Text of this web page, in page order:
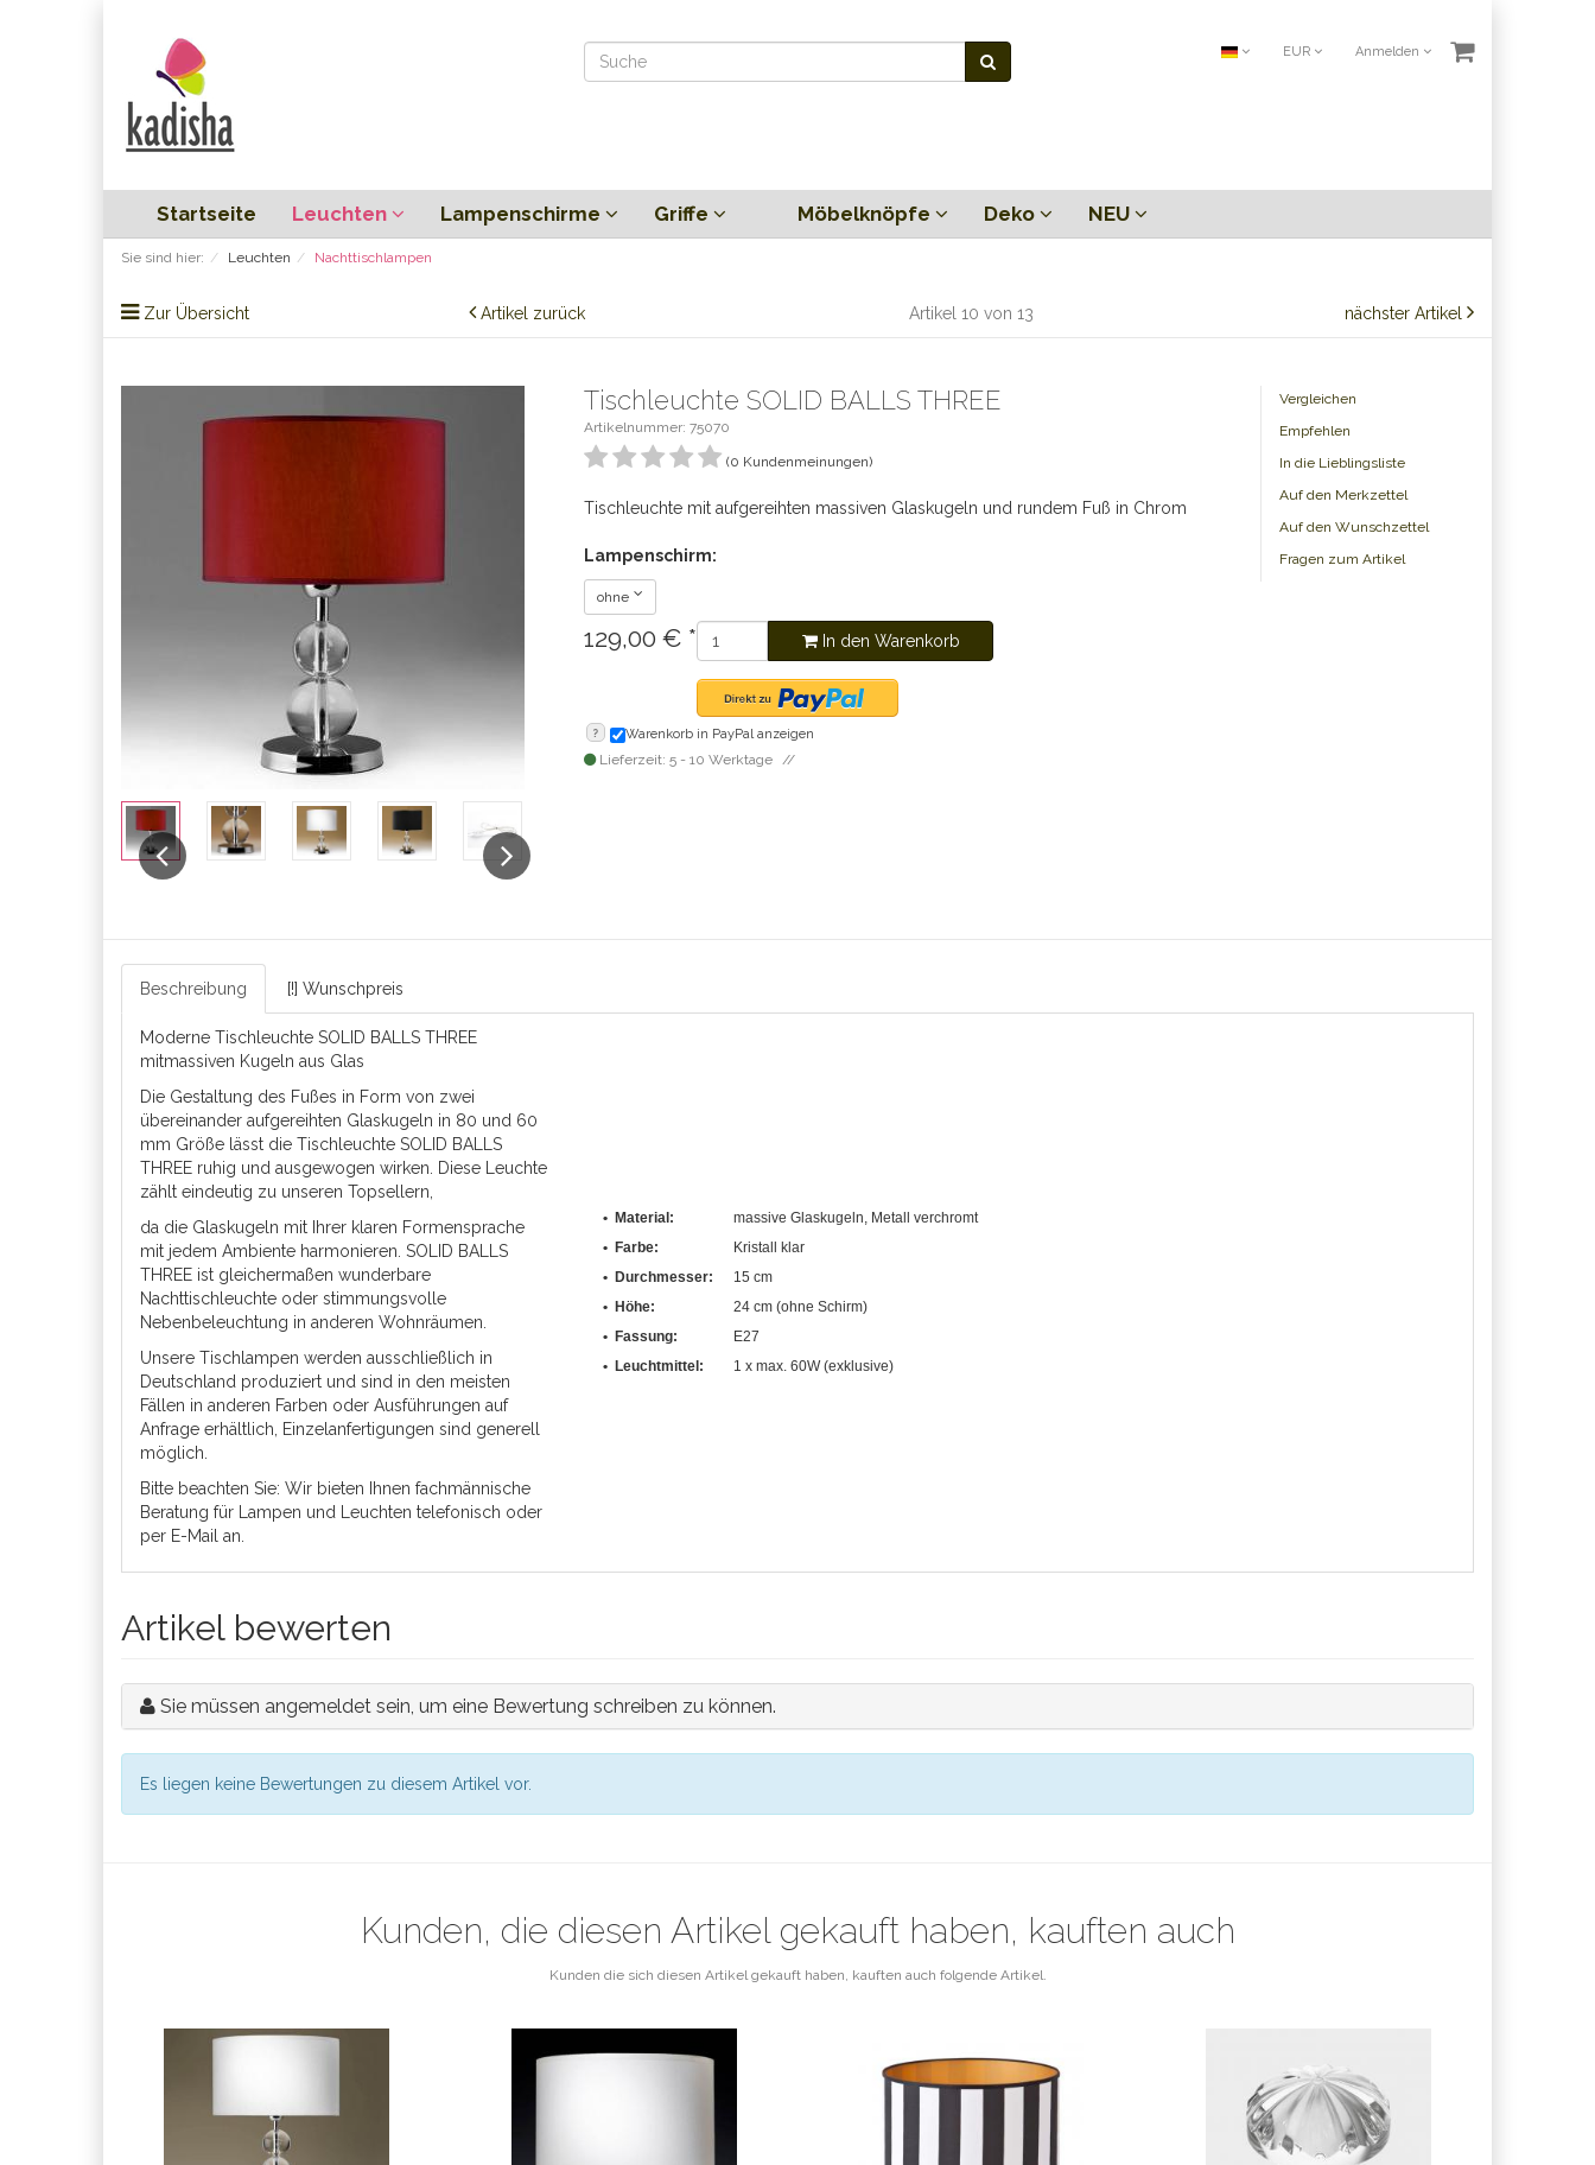
EUR Anmelden
Startseite Leuchten Lampenschirme Griffe Möbelknöpfe Deko NEU
Sie sind hier: Leuchten Nachttischlampen
Zur Übersicht Artikel zurück Artikel 10 von 13 nächster Artikel
Tischleuchte SOLID BALLS THREE
Artikelnummer: 75070
(0 Kundenmeinungen)
Tischleuchte mit aufgereihten massiven Glaskugeln und rundem Fuß in Chrom
Lampenschirm:
ohne
129,00 € * In den Warenkorb
? Warenkorb in PayPal anzeigen
Lieferzeit: 5 - 10 Werktage
Vergleichen
Empfehlen
In die Lieblingsliste
Auf den Merkzettel
Auf den Wunschzettel
Fragen zum Artikel
Beschreibung [!] Wunschpreis
Moderne Tischleuchte SOLID BALLS THREE
mitmassiven Kugeln aus Glas
Die Gestaltung des Fußes in Form von zwei
übereinander aufgereihten Glaskugeln in 80 und 60
mm Größe lässt die Tischleuchte SOLID BALLS
THREE ruhig und ausgewogen wirken. Diese Leuchte
zählt eindeutig zu unseren Topsellern,
da die Glaskugeln mit Ihrer klaren Formensprache
mit jedem Ambiente harmonieren. SOLID BALLS
THREE ist gleichermaßen wunderbare
Nachttischleuchte oder stimmungsvolle
Nebenbeleuchtung in anderen Wohnräumen.
Unsere Tischlampen werden ausschließlich in
Deutschland produziert und sind in den meisten
Fällen in anderen Farben oder Ausführungen auf
Anfrage erhältlich, Einzelanfertigungen sind generell
möglich.
Bitte beachten Sie: Wir bieten Ihnen fachmännische
Beratung für Lampen und Leuchten telefonisch oder
per E-Mail an.
• Material:
massive Glaskugeln, Metall verchromt
• Farbe:
Kristall klar
• Durchmesser:
15 cm
• Höhe:
24 cm (ohne Schirm)
• Fassung:
E27
• Leuchtmittel:
1 x max. 60W (exklusive)
Artikel bewerten
Sie müssen angemeldet sein, um eine Bewertung schreiben zu können.
Es liegen keine Bewertungen zu diesem Artikel vor.
Kunden, die diesen Artikel gekauft haben, kauften auch
Kunden die sich diesen Artikel gekauft haben, kauften auch folgende Artikel.